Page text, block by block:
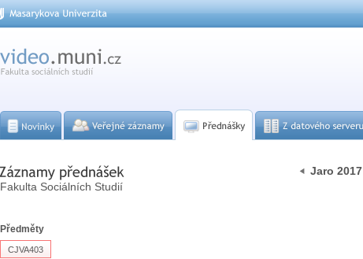
Fakulta Sociálních Studií
Jaro 2017
Předměty
CJVA403